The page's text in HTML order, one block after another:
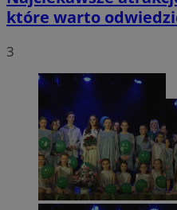
które warto
3